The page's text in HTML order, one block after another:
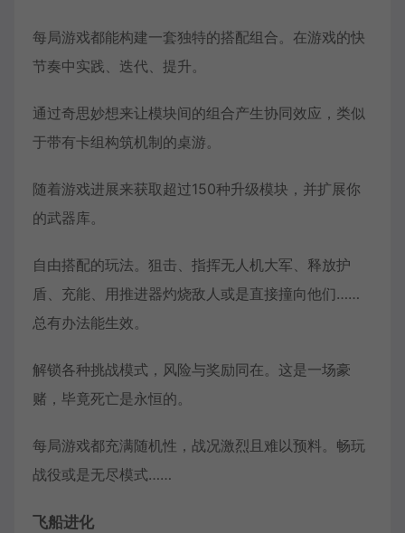
每局游戏都能构建一套独特的搭配组合。在游戏的快
节奏中实践、迭代、提升。
通过奇思妙想来让模块间的组合产生协同效应，类似
于带有卡组构筑机制的桌游。
随着游戏进展来获取超过150种升级模块，并扩展你
的武器库。
自由搭配的玩法。狙击、指挥无人机大军、释放护
盾、充能、用推进器灼烧敌人或是直接撞向他们……
总有办法能生效。
解锁各种挑战模式，风险与奖励同在。这是一场豪
赌，毕竟死亡是永恒的。
每局游戏都充满随机性，战况激烈且难以预料。畅玩
战役或是无尽模式……
飞船进化